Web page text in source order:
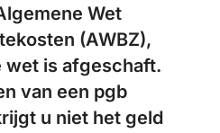
Wet
(AWBZ),
wet is afgeschaft.
van een pgb
u niet het geld